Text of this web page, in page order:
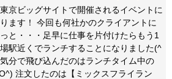
京ビッグサイトで開催されるイベントに
ます！ 今回も何社かのクライアントに
と・・・足早に仕事を片付けたらもう1
駅近くでランチすることになりました(^
分で飛び込んだのはランチタイム中の
注文したのは【ミックスフライラン